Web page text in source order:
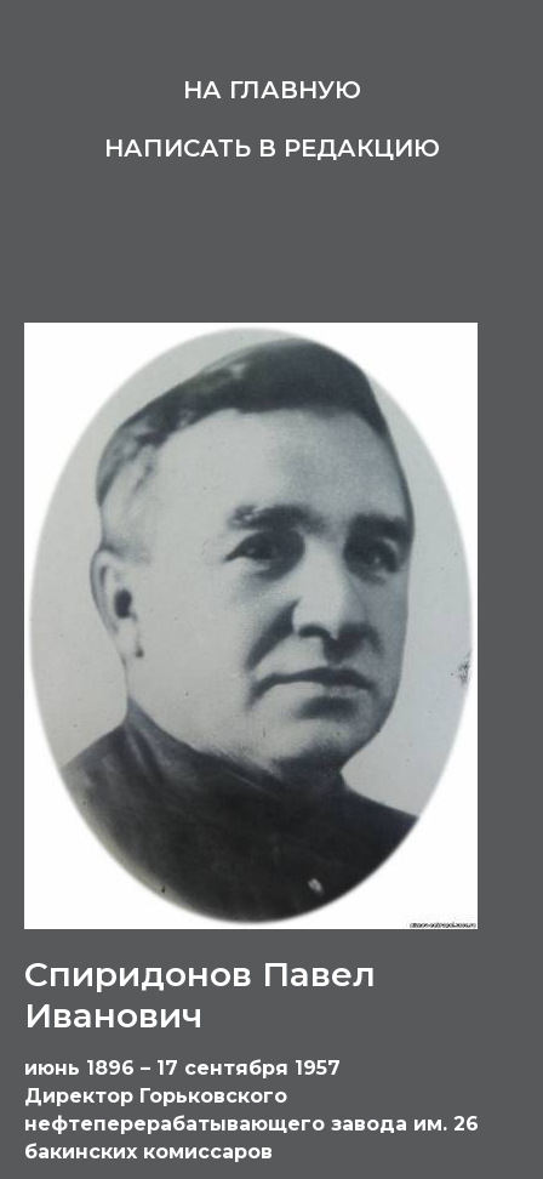
НА ГЛАВНУЮ
НАПИСАТЬ В РЕДАКЦИЮ
Спиридонов Павел
Иванович
июнь 1896 – 17 сентября 1957
Директор Горьковского
нефтеперерабатывающего завода им. 26
бакинских комиссаров